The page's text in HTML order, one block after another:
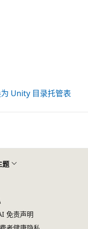
Unity 目录托管表
题
免责声明